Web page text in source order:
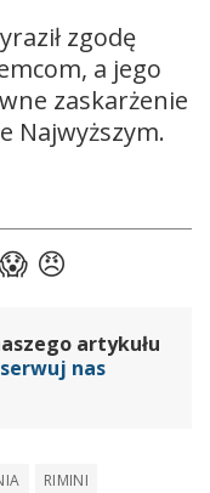
zgodę
a jego
zaskarżenie
Najwyższym.
artykułu
nas
RIMINI